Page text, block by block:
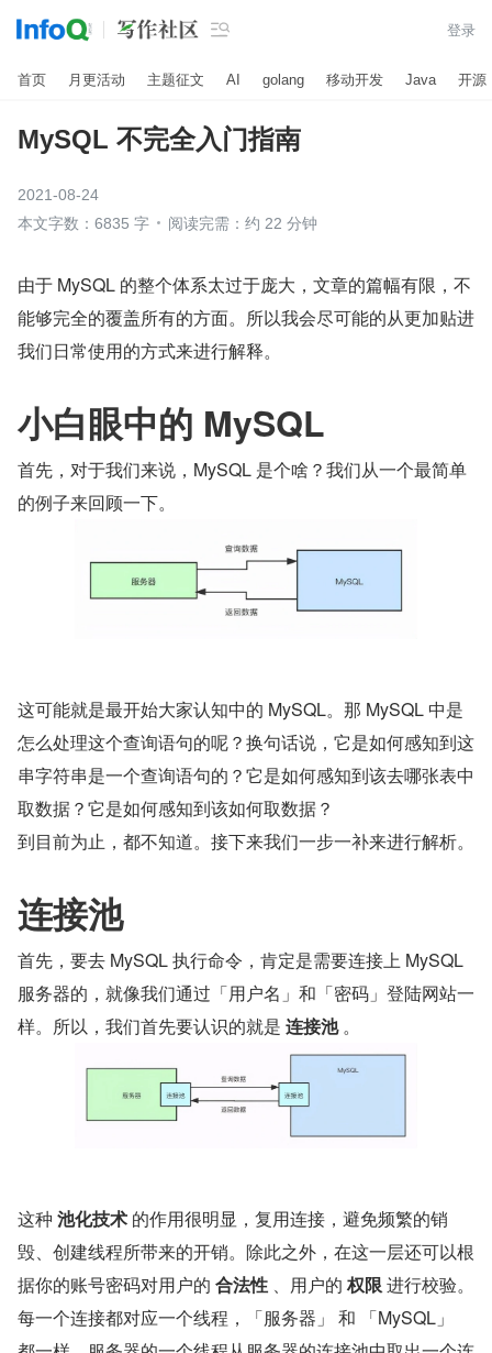
 登录
首页 月更活动 主题征文 AI golang 移动开发 Java 开源
MySQL 不完全入门指南
2021-08-24
本文字数：6835 字
阅读完需：约 22 分钟
由于 MySQL 的整个体系太过于庞大，文章的篇幅有限，不
能够完全的覆盖所有的方面。所以我会尽可能的从更加贴进
我们日常使用的方式来进行解释。
小白眼中的 MySQL
首先，对于我们来说，MySQL 是个啥？我们从一个最简单
的例子来回顾一下。
这可能就是最开始大家认知中的 MySQL。那 MySQL 中是
怎么处理这个查询语句的呢？换句话说，它是如何感知到这
串字符串是一个查询语句的？它是如何感知到该去哪张表中
取数据？它是如何感知到该如何取数据？
到目前为止，都不知道。接下来我们一步一补来进行解析。
连接池
首先，要去 MySQL 执行命令，肯定是需要连接上 MySQL
服务器的，就像我们通过「用户名」和「密码」登陆网站一
样。所以，我们首先要认识的就是 连接池 。
这种 池化技术 的作用很明显，复用连接，避免频繁的销
毁、创建线程所带来的开销。除此之外，在这一层还可以根
据你的账号密码对用户的 合法性 、用户的 权限 进行校验。
每一个连接都对应一个线程，「服务器」 和 「MySQL」